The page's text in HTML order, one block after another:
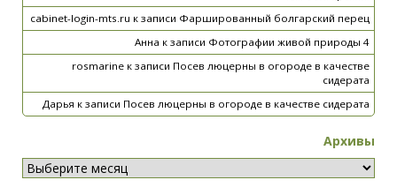
cabinet-login-mts.ru к записи Фаршированный болгарский перец
Анна к записи Фотографии живой природы 4
rosmarine к записи Посев люцерны в огороде в качестве
сидерата
Дарья к записи Посев люцерны в огороде в качестве сидерата
Архивы